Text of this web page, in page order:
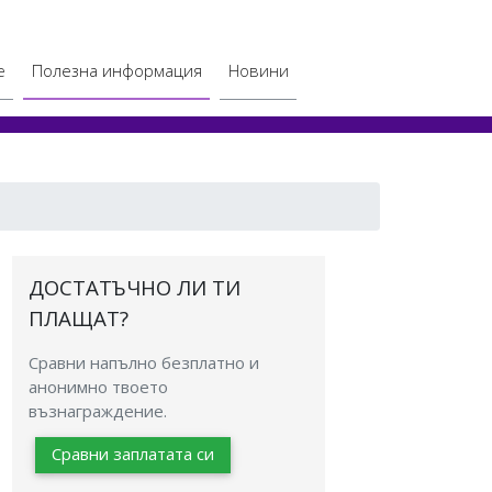
Полезна информация(current)
Новини
ДОСТАТЪЧНО ЛИ ТИ
ПЛАЩАТ?
Сравни напълно безплатно и
анонимно твоето
възнаграждение.
Сравни заплатата си